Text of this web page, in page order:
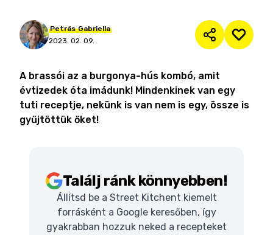
Petrás Gabriella
2023. 02. 09.
A brassói az a burgonya-hús kombó, amit
évtizedek óta imádunk! Mindenkinek van egy
tuti receptje, nekünk is van nem is egy, össze is
gyűjtöttük őket!
Találj ránk könnyebben!
Állítsd be a Street Kitchent kiemelt
forrásként a Google keresőben, így
gyakrabban hozzuk neked a recepteket